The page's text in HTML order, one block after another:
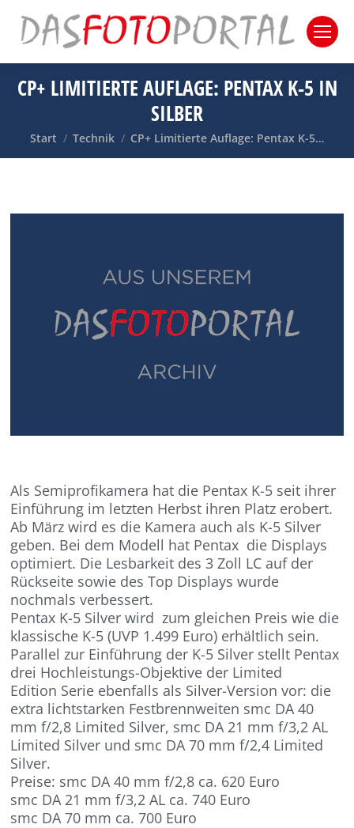
CP+ LIMITIERTE AUFLAGE: PENTAX K-5 IN
SILBER
Sie befinden sich hier:
Start Technik CP+ Limitierte Auflage: Pentax K-5…
Als Semiprofikamera hat die Pentax K-5 seit ihrer
Einführung im letzten Herbst ihren Platz erobert.
Ab März wird es die Kamera auch als K-5 Silver
geben. Bei dem Modell hat Pentax die Displays
optimiert. Die Lesbarkeit des 3 Zoll LC auf der
Rückseite sowie des Top Displays wurde
nochmals verbessert.
Pentax K-5 Silver wird zum gleichen Preis wie die
klassische K-5 (UVP 1.499 Euro) erhältlich sein.
Parallel zur Einführung der K-5 Silver stellt Pentax
drei Hochleistungs-Objektive der Limited
Edition Serie ebenfalls als Silver-Version vor: die
extra lichtstarken Festbrennweiten smc DA 40
mm f/2,8 Limited Silver, smc DA 21 mm f/3,2 AL
Limited Silver und smc DA 70 mm f/2,4 Limited
Silver.
Preise: smc DA 40 mm f/2,8 ca. 620 Euro
smc DA 21 mm f/3,2 AL ca. 740 Euro
smc DA 70 mm ca. 700 Euro